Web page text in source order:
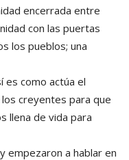
encerrada entre
con las puertas
los pueblos; una
es como actúa el
creyentes para que
llena de vida para
empezaron a hablar en